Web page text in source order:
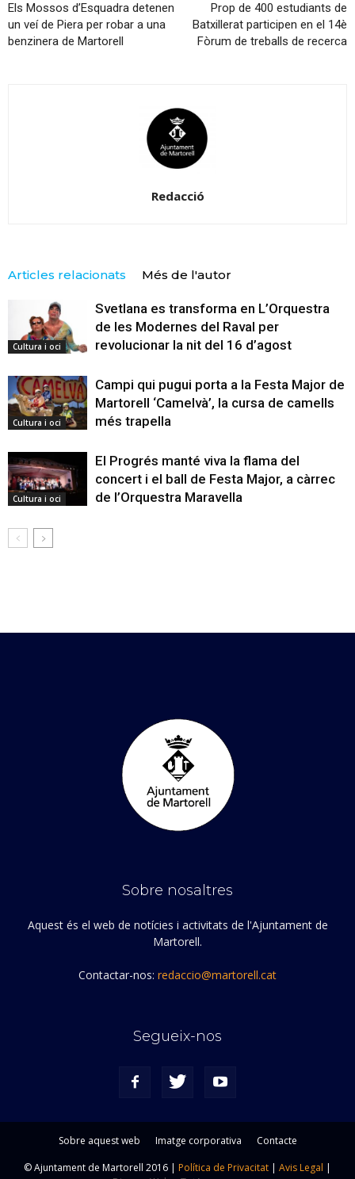
Els Mossos d’Esquadra detenen
un veí de Piera per robar a una
benzinera de Martorell
Prop de 400 estudiants de
Batxillerat participen en el 14è
Fòrum de treballs de recerca
Redacció
Articles relacionats Més de l'autor
Cultura i oci
Svetlana es transforma en L’Orquestra
de les Modernes del Raval per
revolucionar la nit del 16 d’agost
Cultura i oci
Campi qui pugui porta a la Festa Major de
Martorell ‘Camelvà’, la cursa de camells
més trapella
Cultura i oci
El Progrés manté viva la flama del
concert i el ball de Festa Major, a càrrec
de l’Orquestra Maravella
Sobre nosaltres
Aquest és el web de notícies i activitats de l'Ajuntament de
Martorell.
Contactar-nos: redaccio@martorell.cat
Segueix-nos
Sobre aquest web Imatge corporativa
Contacte
© Ajuntament de Martorell 2016 | Política de Privacitat | Avis Legal |